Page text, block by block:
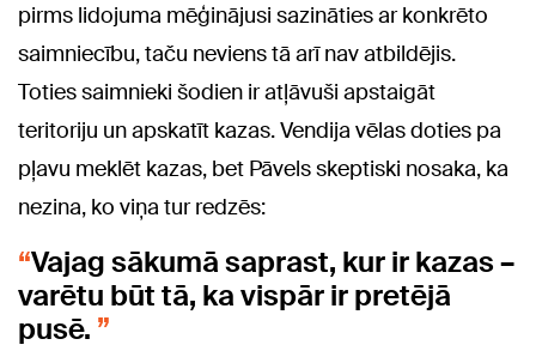
pirms lidojuma mēģinājusi sazināties ar konkrēto
saimniecību, taču neviens tā arī nav atbildējis.
Toties saimnieki šodien ir atļāvuši apstaigāt
teritoriju un apskatīt kazas.Vendija vēlas doties pa
pļavu meklēt kazas, bet Pāvels skeptiski nosaka, ka
nezina, ko viņa tur redzēs:
Vajag sākumā saprast, kur ir kazas –
varētu būt tā, ka vispār ir pretējā
pusē.